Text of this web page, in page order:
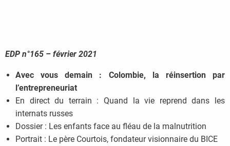
EDP n°165 – février 2021
Avec vous demain : Colombie, la réinsertion par
l’entrepreneuriat
En direct du terrain : Quand la vie reprend dans les
internats russes
Dossier : Les enfants face au fléau de la malnutrition
Portrait : Le père Courtois, fondateur visionnaire du BICE